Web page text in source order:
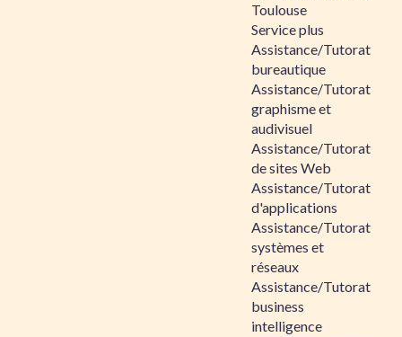
Toulouse
Service plus
Assistance/Tutorat
bureautique
Assistance/Tutorat
graphisme et
audivisuel
Assistance/Tutorat
de sites Web
Assistance/Tutorat
d'applications
Assistance/Tutorat
systèmes et
réseaux
Assistance/Tutorat
business
intelligence